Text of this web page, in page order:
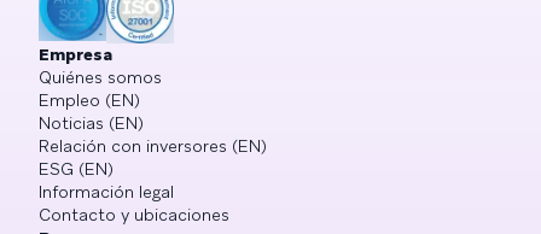
Empresa
Quiénes somos
Empleo (EN)
Noticias (EN)
Relación con inversores (EN)
ESG (EN)
Información legal
Contacto y ubicaciones